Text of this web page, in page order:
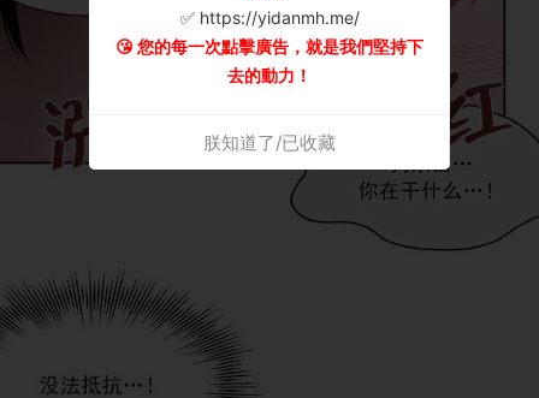
✅ https://yidanmh.me/
😘 您的每一次點擊廣告，就是我們堅持下
去的動力！
朕知道了/已收藏